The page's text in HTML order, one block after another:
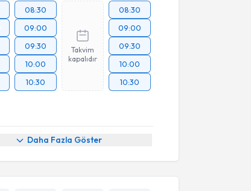
08:30
09:00
09:30
10:00
10:30
Takvim
kapalıdır
08:30
09:00
09:30
10:00
10:30
Daha Fazla Göster